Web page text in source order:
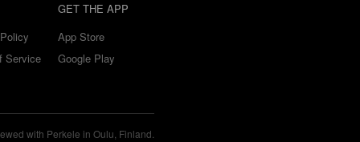
Service
GET THE APP
App Store
Google Play
with Perkele in Oulu, Finland.